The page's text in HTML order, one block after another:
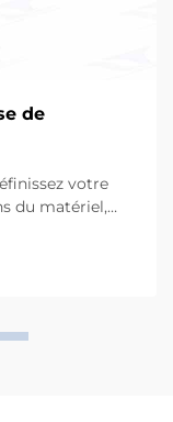
de
votre
du matériel,
fabriquées